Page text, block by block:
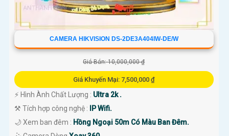
CAMERA HIKVISION DS-2DE3A404IW-DE/W
Giá Bán: 10,000,000 ₫
Giá Khuyến Mại: 7,500,000 ₫
️⚡ Hình Ành Chất Lượng : Ultra 2k .
⚒ Tích hợp công nghệ :
IP Wifi.
🌙 Xem ban đêm : Hồng Ngoại 50m Có Màu Ban Đêm.